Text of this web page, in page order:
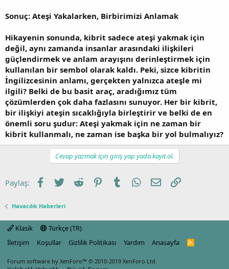
Sonuç: Ateşi Yakalarken, Birbirimizi Anlamak
Hikayenin sonunda, kibrit sadece ateşi yakmak için
değil, aynı zamanda insanlar arasındaki ilişkileri
güçlendirmek ve anlam arayışını derinleştirmek için
kullanılan bir sembol olarak kaldı. Peki, sizce kibritin
İngilizcesinin anlamı, gerçekten yalnızca ateşle mi
ilgili? Belki de bu basit araç, aradığımız tüm
çözümlerden çok daha fazlasını sunuyor. Her bir kibrit,
bir ilişkiyi ateşin sıcaklığıyla birleştirir ve belki de en
önemli soru şudur: Ateşi yakmak için ne zaman bir
kibrit kullanmalı, ne zaman ise başka bir yol bulmalıyız?
Cevap yazmak için giriş yap yada kayıt ol.
Paylaş: Facebook
TwitterReddit PinterestTumblrWhatsApp
E-postaLink
Havacılık Haberleri
Klasik
Türkçe (TR)
İletişim
Koşullar Gizlilik Politikası Yardım Anasayfa
R
Forum software by XenForo™ © 2010-2019 XenForo Ltd.